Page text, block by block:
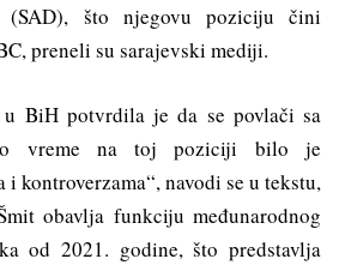
(SAD), što njegovu poziciju čini
preneli su sarajevski mediji.
u BiH potvrdila je da se povlači sa
vreme na toj poziciji bilo je
i kontroverzama“, navodi se u tekstu,
obavlja funkciju međunarodnog
od 2021. godine, što predstavlja